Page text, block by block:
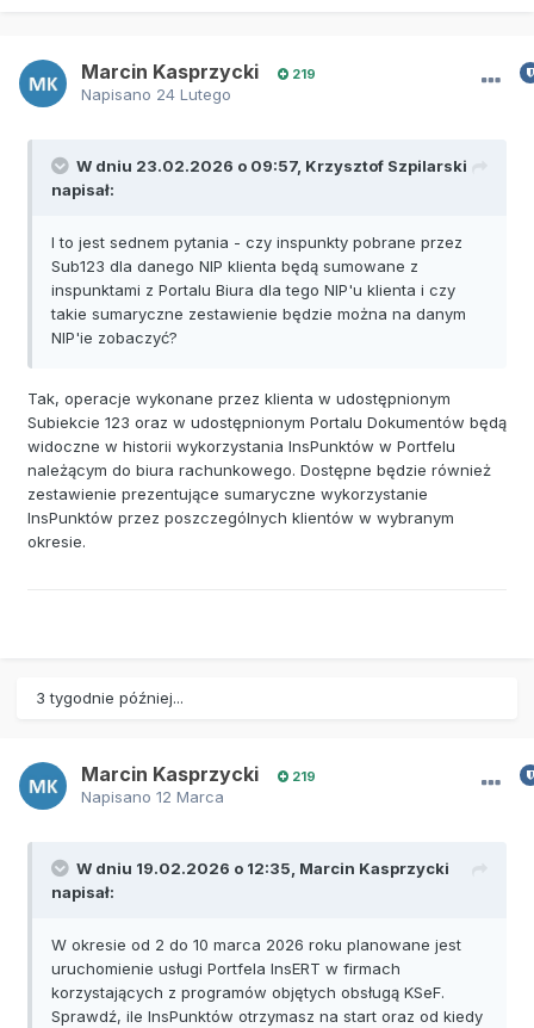
Marcin Kasprzycki 219
Napisano 24 Lutego
W dniu 23.02.2026 o 09:57, Krzysztof Szpilarski
napisał:
I to jest sednem pytania - czy inspunkty pobrane przez
Sub123 dla danego NIP klienta będą sumowane z
inspunktami z Portalu Biura dla tego NIP'u klienta i czy
takie sumaryczne zestawienie będzie można na danym
NIP'ie zobaczyć?
Tak, operacje wykonane przez klienta w udostępnionym
Subiekcie 123 oraz w udostępnionym Portalu Dokumentów będą
widoczne w historii wykorzystania InsPunktów w Portfelu
należącym do biura rachunkowego. Dostępne będzie również
zestawienie prezentujące sumaryczne wykorzystanie
InsPunktów przez poszczególnych klientów w wybranym
okresie.
3 tygodnie później...
Marcin Kasprzycki 219
Napisano 12 Marca
W dniu 19.02.2026 o 12:35, Marcin Kasprzycki
napisał:
W okresie od 2 do 10 marca 2026 roku planowane jest
uruchomienie usługi Portfela InsERT w firmach
korzystających z programów objętych obsługą KSeF.
Sprawdź, ile InsPunktów otrzymasz na start oraz od kiedy